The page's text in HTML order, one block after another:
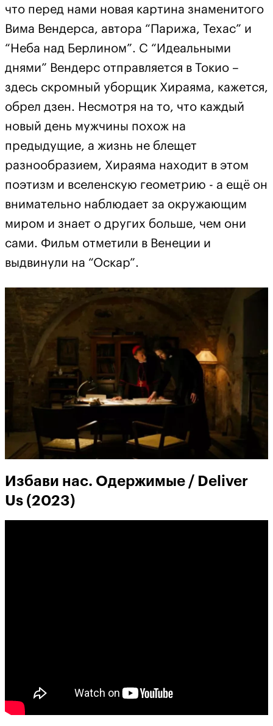
что перед нами новая картина знаменитого
Вима Вендерса, автора “Парижа, Техас” и
“Неба над Берлином”. С “Идеальными
днями” Вендерс отправляется в Токио –
здесь скромный уборщик Хираяма, кажется,
обрел дзен. Несмотря на то, что каждый
новый день мужчины похож на
предыдущие, а жизнь не блещет
разнообразием, Хираяма находит в этом
поэтизм и вселенскую геометрию - а ещё он
внимательно наблюдает за окружающим
миром и знает о других больше, чем они
сами. Фильм отметили в Венеции и
выдвинули на “Оскар”.
Избави нас. Одержимые / Deliver
Us (2023)